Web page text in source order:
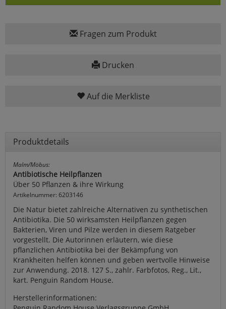
Fragen zum Produkt
Drucken
Auf die Merkliste
Produktdetails
Malm/Möbus:
Antibiotische Heilpflanzen
Über 50 Pflanzen & ihre Wirkung
Artikelnummer: 6203146
Die Natur bietet zahlreiche Alternativen zu synthetischen
Antibiotika. Die 50 wirksamsten Heilpflanzen gegen
Bakterien, Viren und Pilze werden in diesem Ratgeber
vorgestellt. Die Autorinnen erläutern, wie diese
pflanzlichen Antibiotika bei der Bekämpfung von
Krankheiten helfen können und geben wertvolle Hinweise
zur Anwendung. 2018. 127 S., zahlr. Farbfotos, Reg., Lit.,
kart. Penguin Random House.
Herstellerinformationen: